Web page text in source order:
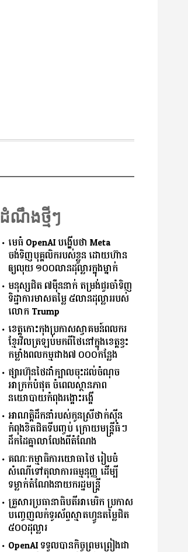
ដំណឹងថ្មីៗ
មេធំ OpenAI បង្ហើបថា Meta
ចង់ទិញបុគ្គលិករបស់ខ្លួន ដោយហ៊ាន
ឲ្យលុយ ១០០លានដុល្លារក្នុងម្នាក់
មនុស្សជិត ៧ម៉ឺននាក់ តម្រង់ជួរចាំទិញ
ទិដ្ឋាការមាសតម្លៃ ៥លានដុល្លាររបស់
លោក Trump
ខេត្តកោះកុងប្រកាសស្វាគមន៍ពលករ
ខ្មែរវិលត្រឡប់មកពីថៃនៅក្នុងខេត្តខ្វះ
កម្លាំងពលកម្មជាង៧ ០០០កន្លែង
ផ្សារហ៊ុនថៃដាំក្បាលចុះដល់ចំណុច
អាក្រក់បំផុត ចំពេលស្ថានភាព
នយោបាយកំពុងរង្គោះរង្គើ
អាណត្តិដឹកនាំរបស់កូនស្រីថាក់ស៊ីន
កំពុងខិតជិតទីបញ្ចប់ ក្រោយមន្ត្រីធំៗ
ដឹកដៃគ្នាលាលែងពីតំណែង
គណៈកម្មាធិការយោធាថៃ រៀបចំ
សំណើទៅតុលាការធម្មនុញ្ញ ដើម្បី
ទម្លាក់តំណែងនាយករដ្ឋមន្ត្រី
គ្រួសារប្រធានាធិបតីអាមេរិក ប្រកាស
បញ្ចេញលក់ទូរស័ព្ទស្មាតហ្វូនតម្លៃជិត
៥០០ដុល្លារ
OpenAI ទទួលបានកិច្ចព្រមព្រៀងជា